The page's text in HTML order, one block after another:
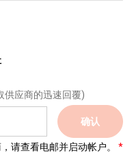
供应商的迅速回覆)
确认
请查看电邮并启动帐户。